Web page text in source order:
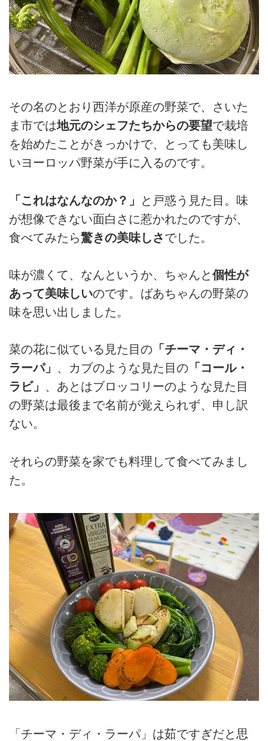
その名のとおり西洋が原産の野菜で、さいた
ま市では地元のシェフたちからの要望で栽培
を始めたことがきっかけで、とっても美味し
いヨーロッパ野菜が手に入るのです。
「これはなんなのか？」
と戸惑う見た目。味
が想像できない面白さに惹かれたのですが、
食べてみたら驚きの美味しさでした。
味が濃くて、なんというか、ちゃんと個性が
あって美味しいのです。ばあちゃんの野菜の
味を思い出しました。
菜の花に似ている見た目の 「チーマ・ディ・
ラーパ」 、カブのような見た目の 「コール・
ラビ」 、あとはブロッコリーのような見た目
の野菜は最後まで名前が覚えられず、申し訳
ない。
それらの野菜を家でも料理して食べてみまし
た。
「チーマ・ディ・ラーパ」は茹ですぎだと思